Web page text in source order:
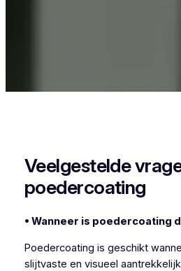
Veelgestelde
poedercoating
• Wanneer is poedercoating
Poedercoating is geschikt
slijtvaste en visueel